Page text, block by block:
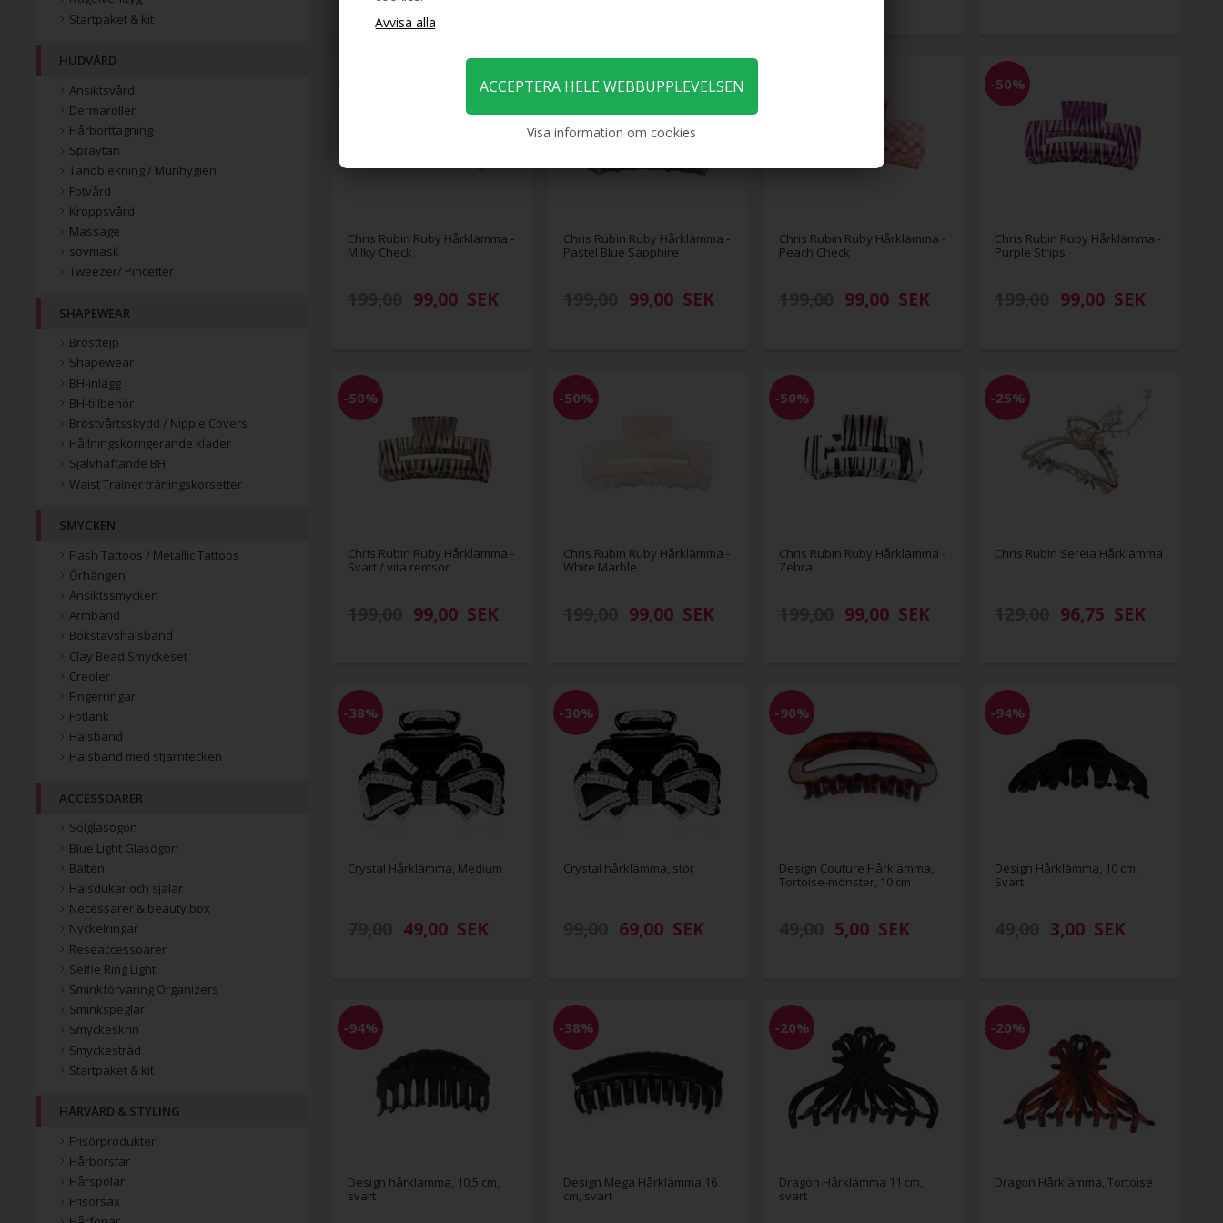
Visa information om cookies
Chris Rubin Ruby Hårklämma -
Milky Check
99,00 SEK
-50%
Chris Rubin Ruby Hårklämma -
Pastel Blue Sapphire
99,00 SEK
Chris Rubin Ruby Hårklämma -
Peach Check
99,00 SEK
-50%
Chris Rubin Ruby Hårklämma -
Purple Strips
99,00 SEK
-50%
Chris Rubin Ruby Hårklämma -
Svart / vita remsor
99,00 SEK
-50%
Chris Rubin Ruby Hårklämma -
White Marble
99,00 SEK
-50%
Chris Rubin Ruby Hårklämma -
Zebra
99,00 SEK
-25%
Chris Rubin Sereia Hårklämma
96,75 SEK
-38%
Crystal Hårklämma, Medium
49,00 SEK
-30%
Crystal hårklämma, stor
69,00 SEK
-90%
Design Couture Hårklämma,
Tortoise-mönster, 10 cm
5,00 SEK
-94%
Design Hårklämma, 10 cm,
Svart
3,00 SEK
-94%
Design hårklämma, 10,5 cm,
svart
-38%
Design Mega Hårklämma 16
cm, svart
-20%
Dragon Hårklämma 11 cm,
svart
-20%
Dragon Hårklämma, Tortoise
Startpaket & kit
HUDVÅRD
Ansiktsvård
Dermaroller
Hårborttagning
Spraytan
Tandblekning / Munhygien
Fotvård
Kroppsvård
Massage
sovmask
Tweezer/ Pincetter
SHAPEWEAR
Brösttejp
Shapewear
BH-inlägg
BH-tillbehör
Bröstvårtsskydd / Nipple Covers
Hållningskorrigerande kläder
Självhäftande BH
Waist Trainer träningskorsetter
SMYCKEN
Flash Tattoos / Metallic Tattoos
Örhängen
Ansiktssmycken
Armband
Bokstavshalsband
Clay Bead Smyckeset
Creoler
Fingerringar
Fotlänk
Halsband
Halsband med stjärntecken
ACCESSOARER
Solglasögon
Blue Light Glasögon
Bälten
Halsdukar och sjalar
Necessärer & beauty box
Nyckelringar
Reseaccessoarer
Selfie Ring Light
Sminkförvaring Organizers
Sminkspeglar
Smyckeskrin
Smyckesträd
Startpaket & kit
HÅRVÅRD & STYLING
Frisörprodukter
Hårborstar
Hårspolar
Frisörsax